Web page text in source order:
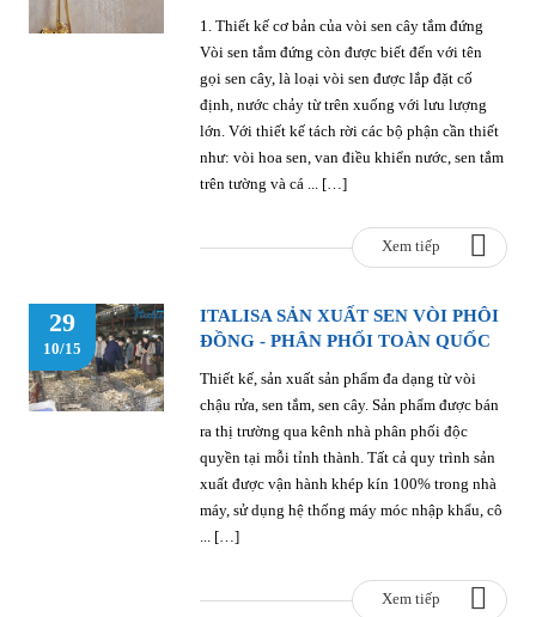
1. Thiết kế cơ bản của vòi sen cây tắm đứng
Vòi sen tắm đứng còn được biết đến với tên
gọi sen cây, là loại vòi sen được lắp đặt cố
định, nước chảy từ trên xuống với lưu lượng
lớn. Với thiết kế tách rời các bộ phận cần thiết
như: vòi hoa sen, van điều khiển nước, sen tắm
trên tường và cá ... […]
Xem tiếp
29
10/15
ITALISA SẢN XUẤT SEN VÒI PHÔI
ĐỒNG - PHÂN PHỐI TOÀN QUỐC
Thiết kế, sản xuất sản phẩm đa dạng từ vòi
chậu rửa, sen tắm, sen cây. Sản phẩm được bán
ra thị trường qua kênh nhà phân phối độc
quyền tại mỗi tỉnh thành. Tất cả quy trình sản
xuất được vận hành khép kín 100% trong nhà
máy, sử dụng hệ thống máy móc nhập khẩu, cô
... […]
Xem tiếp